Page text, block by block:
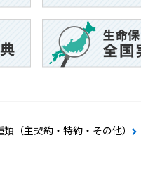
（主契約・特約・その他）